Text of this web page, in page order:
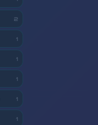
2
1
1
1
1
1